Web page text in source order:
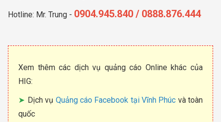
Hotline: Mr. Trung - 0904.945.840 / 0888.876.444
Xem thêm các dịch vụ quảng cáo Online khác của
HIG:
Dịch vụ Quảng cáo Facebook tại Vĩnh Phúc và toàn
quốc